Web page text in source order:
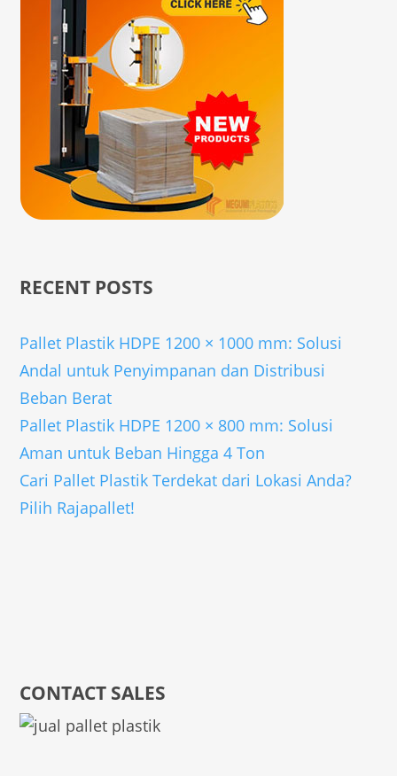
RECENT POSTS
Pallet Plastik HDPE 1200 × 1000 mm: Solusi
Andal untuk Penyimpanan dan Distribusi
Beban Berat
Pallet Plastik HDPE 1200 × 800 mm: Solusi
Aman untuk Beban Hingga 4 Ton
Cari Pallet Plastik Terdekat dari Lokasi Anda?
Pilih Rajapallet!
CONTACT SALES